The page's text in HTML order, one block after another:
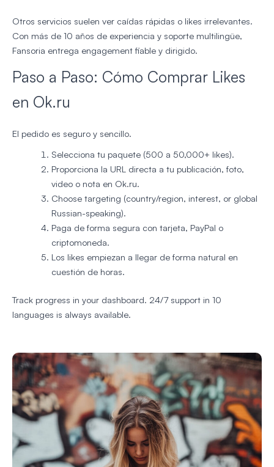
Otros servicios suelen ver caídas rápidas o likes irrelevantes.
Con más de 10 años de experiencia y soporte multilingüe,
Fansoria entrega engagement fiable y dirigido.
Paso a Paso: Cómo Comprar Likes
en Ok.ru
El pedido es seguro y sencillo.
Selecciona tu paquete (500 a 50,000+ likes).
Proporciona la URL directa a tu publicación, foto,
video o nota en Ok.ru.
Choose targeting (country/region, interest, or global
Russian-speaking).
Paga de forma segura con tarjeta, PayPal o
criptomoneda.
Los likes empiezan a llegar de forma natural en
cuestión de horas.
Track progress in your dashboard. 24/7 support in 10
languages is always available.